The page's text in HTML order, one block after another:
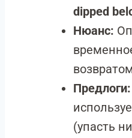
dipped
Нюанс:
Предлоги:
(упасть